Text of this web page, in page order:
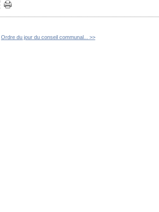
Ordre du jour du conseil communal... >>